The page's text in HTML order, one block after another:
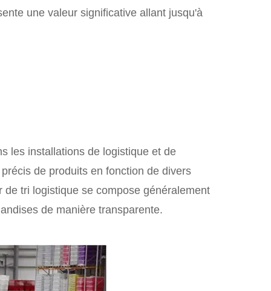
une valeur significative allant jusqu'à
les installations de logistique et de
de produits en fonction de divers
tri logistique se compose généralement
de manière transparente.